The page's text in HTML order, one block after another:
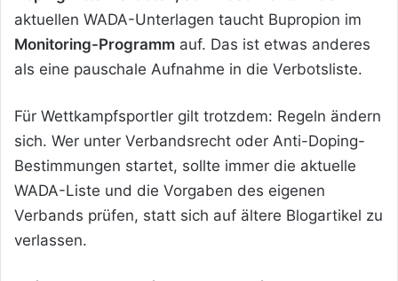
aktuellen WADA-Unterlagen taucht Bupropion im
Monitoring-Programm auf. Das ist etwas anderes
als eine pauschale Aufnahme in die Verbotsliste.
Für Wettkampfsportler gilt trotzdem: Regeln ändern
sich. Wer unter Verbandsrecht oder Anti-Doping-
Bestimmungen startet, sollte immer die aktuelle
WADA-Liste und die Vorgaben des eigenen
Verbands prüfen, statt sich auf ältere Blogartikel zu
verlassen.